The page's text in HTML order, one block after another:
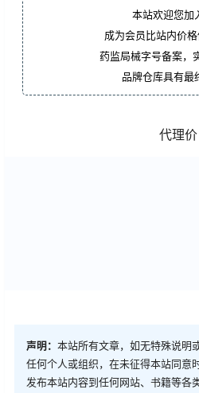
本站欢迎您加
成为会员比站内价格
药监局械字号备案，
品牌仓库具有最
代理价
声明： 本站所有文章，如无特殊说明
任何个人或组织，在未征得本站同意
发布本站内容到任何网站、书籍等各